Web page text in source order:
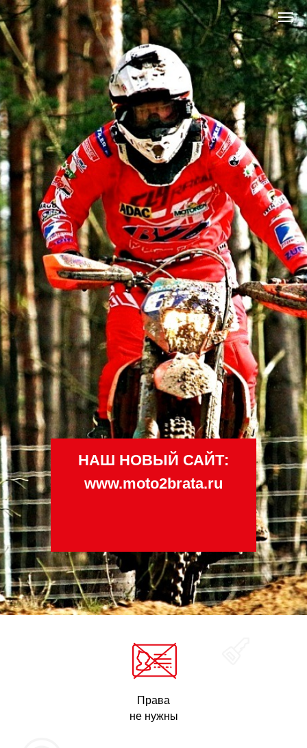
НАШ НОВЫЙ САЙТ:
www.moto2brata.ru
Права
не нужны